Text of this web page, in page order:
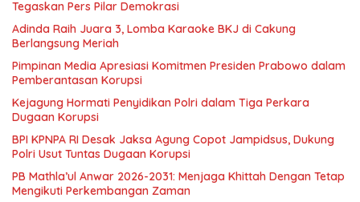
Tegaskan Pers Pilar Demokrasi
Adinda Raih Juara 3, Lomba Karaoke BKJ di Cakung
Berlangsung Meriah
Pimpinan Media Apresiasi Komitmen Presiden Prabowo dalam
Pemberantasan Korupsi
Kejagung Hormati Penyidikan Polri dalam Tiga Perkara
Dugaan Korupsi
BPI KPNPA RI Desak Jaksa Agung Copot Jampidsus, Dukung
Polri Usut Tuntas Dugaan Korupsi
PB Mathla’ul Anwar 2026-2031: Menjaga Khittah Dengan Tetap
Mengikuti Perkembangan Zaman